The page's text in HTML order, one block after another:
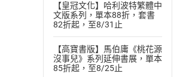
【皇冠文化】哈利波特繁體中
文版系列，單本88折，套書
82折起，至8/31止
【高寶書版】馬伯庸《桃花源
沒事兒》系列延伸書展，單本
85折起，至8/25止